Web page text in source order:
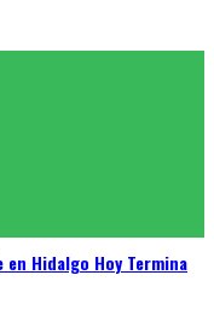
Hidalgo Hoy Termina